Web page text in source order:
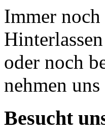
Immer noch
oder noch
nehmen
Besucht